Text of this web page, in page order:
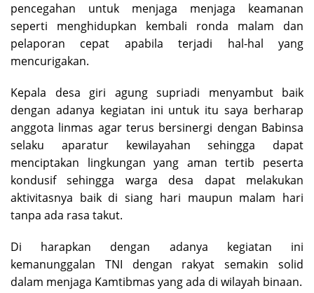
pencegahan untuk menjaga menjaga keamanan
seperti menghidupkan kembali ronda malam dan
pelaporan cepat apabila terjadi hal-hal yang
mencurigakan.
Kepala desa giri agung supriadi menyambut baik
dengan adanya kegiatan ini untuk itu saya berharap
anggota linmas agar terus bersinergi dengan Babinsa
selaku aparatur kewilayahan sehingga dapat
menciptakan lingkungan yang aman tertib peserta
kondusif sehingga warga desa dapat melakukan
aktivitasnya baik di siang hari maupun malam hari
tanpa ada rasa takut.
Di harapkan dengan adanya kegiatan ini
kemanunggalan TNI dengan rakyat semakin solid
dalam menjaga Kamtibmas yang ada di wilayah binaan.